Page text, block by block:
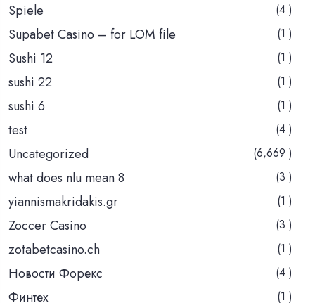
Spiele (4 )
Supabet Casino – for LOM file (1 )
Sushi 12 (1 )
sushi 22 (1 )
sushi 6 (1 )
test (4 )
Uncategorized (6,669 )
what does nlu mean 8 (3 )
yiannismakridakis.gr (1 )
Zoccer Casino (3 )
zotabetcasino.ch (1 )
Новости Форекс (4 )
Финтех (1 )